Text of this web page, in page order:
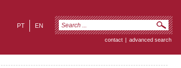
EN
PT
contact | advanced search